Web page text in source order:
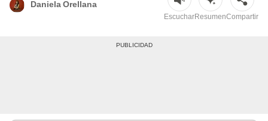
Daniela Orellana
EscucharResumenCompartir